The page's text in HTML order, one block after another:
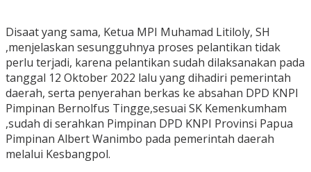
Disaat yang sama, Ketua MPI Muhamad Litiloly, SH
,menjelaskan sesungguhnya proses pelantikan tidak
perlu terjadi, karena pelantikan sudah dilaksanakan pada
tanggal 12 Oktober 2022 lalu yang dihadiri pemerintah
daerah, serta penyerahan berkas ke absahan DPD KNPI
Pimpinan Bernolfus Tingge,sesuai SK Kemenkumham
,sudah di serahkan Pimpinan DPD KNPI Provinsi Papua
Pimpinan Albert Wanimbo pada pemerintah daerah
melalui Kesbangpol.